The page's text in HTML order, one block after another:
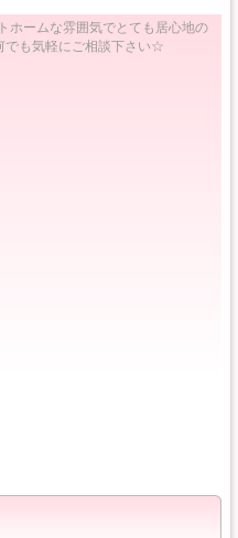
ホームな雰囲気でとても居心地の
でも気軽にご相談下さい☆